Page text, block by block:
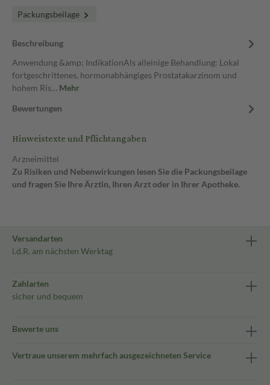
Packungsbeilage
Beschreibung
Anwendung &amp; IndikationAls alleinige Behandlung: Lokal
fortgeschrittenes, hormonabhängiges Prostatakarzinom und
hohem Ris… Mehr
Bewertungen
Hinweistexte und Pflichtangaben
Arzneimittel
Zu Risiken und Nebenwirkungen lesen Sie die Packungsbeilage
und fragen Sie Ihre Ärztin, Ihren Arzt oder in Ihrer Apotheke.
Versandarten
i.d.R. am nächsten Werktag
Zahlarten
sicher und bequem
Bewerte uns
Vertraue unserem mehrfach ausgezeichneten Service